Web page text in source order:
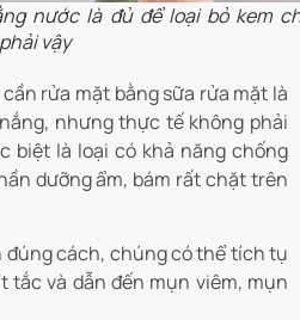
nước là đủ để loại bỏ kem
vậy
rửa mặt bằng sữa rửa mặt là
nhưng thực tế không phải
biệt là loại có khả năng chống
dưỡng ẩm, bám rất chặt trên
đúng cách, chúng có thể tích tụ
tắc và dẫn đến mụn viêm, mụn